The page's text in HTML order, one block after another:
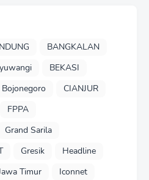
BANGKALAN
BEKASI
Bojonegoro
CIANJUR
FPPA
Grand Sarila
Gresik
Headline
Timur
Iconnet